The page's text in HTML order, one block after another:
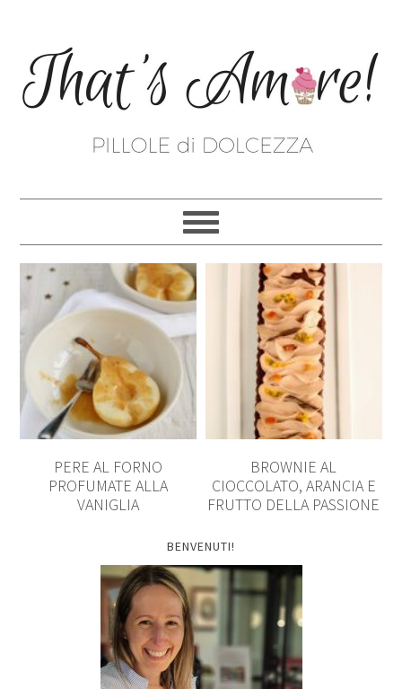
PERE AL FORNO
PROFUMATE ALLA
VANIGLIA
BROWNIE AL
CIOCCOLATO, ARANCIA E
FRUTTO DELLA PASSIONE
BENVENUTI!